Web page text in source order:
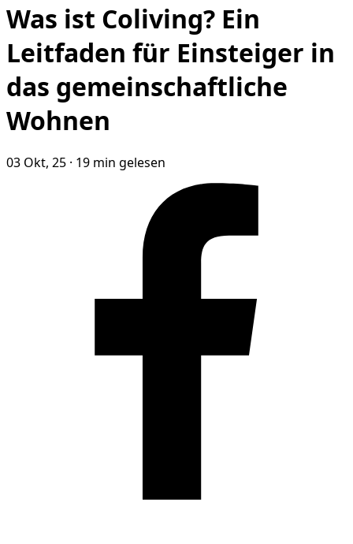
Was ist Coliving? Ein
Leitfaden für Einsteiger in
das gemeinschaftliche
Wohnen
03 Okt, 25 · 19 min gelesen